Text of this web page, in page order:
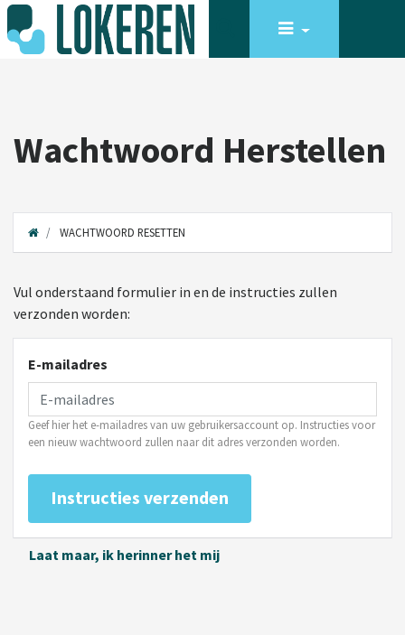
Wachtwoord Herstellen
WACHTWOORD RESETTEN
Vul onderstaand formulier in en de instructies zullen
verzonden worden:
E-mailadres
Geef hier het e-mailadres van uw gebruikersaccount op. Instructies voor
een nieuw wachtwoord zullen naar dit adres verzonden worden.
Laat maar, ik herinner het mij